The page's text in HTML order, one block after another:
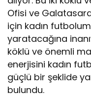
Ofisi ve
için kadın
yaratacağına
köklü ve önemli
enerjisini kadın
güçlü bir şeklide
bulundu.